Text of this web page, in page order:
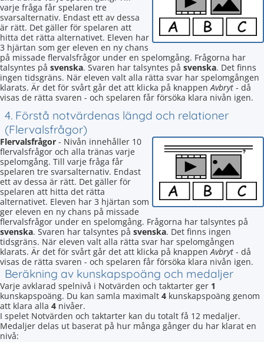
varje fråga får spelaren tre
svarsalternativ. Endast ett av dessa
är rätt. Det gäller för spelaren att
hitta det rätta alternativet. Eleven har
3 hjärtan som ger eleven en ny chans
på missade flervalsfrågor under en spelomgång. Frågorna har
talsyntes på svenska. Svaren har talsyntes på svenska. Det finns
ingen tidsgräns. När eleven valt alla rätta svar har spelomgången
klarats. Är det för svårt går det att klicka på knappenAvbryt - då
visas de rätta svaren - och spelaren får försöka klara nivån igen.
4. Förstå notvärdenas längd och relationer
(Flervalsfrågor)
Flervalsfrågor - Nivån innehåller 10
flervalsfrågor och alla tränas varje
spelomgång. Till varje fråga får
spelaren tre svarsalternativ. Endast
ett av dessa är rätt. Det gäller för
spelaren att hitta det rätta
alternativet. Eleven har 3 hjärtan som
ger eleven en ny chans på missade
flervalsfrågor under en spelomgång. Frågorna har talsyntes på
svenska. Svaren har talsyntes på svenska. Det finns ingen
tidsgräns. När eleven valt alla rätta svar har spelomgången
klarats. Är det för svårt går det att klicka på knappenAvbryt - då
visas de rätta svaren - och spelaren får försöka klara nivån igen.
Beräkning av kunskapspoäng och medaljer
Varje avklarad spelnivå i Notvärden och taktarter ger 1
kunskapspoäng. Du kan samla maximalt 4 kunskapspoäng genom
att klara alla 4 nivåer.
I spelet Notvärden och taktarter kan du totalt få 12 medaljer.
Medaljer delas ut baserat på hur många gånger du har klarat en
nivå: